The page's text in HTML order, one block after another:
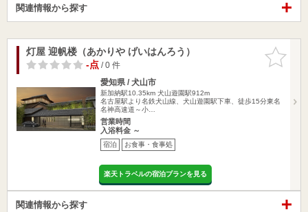
関連情報から探す
お気に入
りに追加
灯屋 迎帆楼（あかりや げいはんろう）
-点/ 0 件
愛知県 / 犬山市
新加納駅10.35km 犬山遊園駅912m
名古屋駅より名鉄犬山線、犬山遊園駅下車、徒歩15分東名
名神高速道～小…
営業時間
入浴料金 ～
宿泊 お食事・食事処
楽天トラベルの宿泊プランを見る
関連情報から探す